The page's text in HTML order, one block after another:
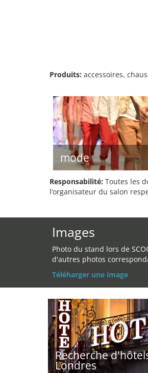
Produits: accessoires,
mode
Responsabilité: Toutes les
l’organisateur du salon
Images
Photo du stand lors de
d'autres photos
Téléharger une image
Recherche
Londres